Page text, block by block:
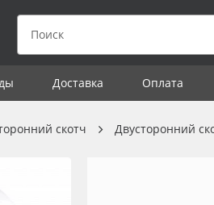
Доставка Оплата
скотч Двусторонний